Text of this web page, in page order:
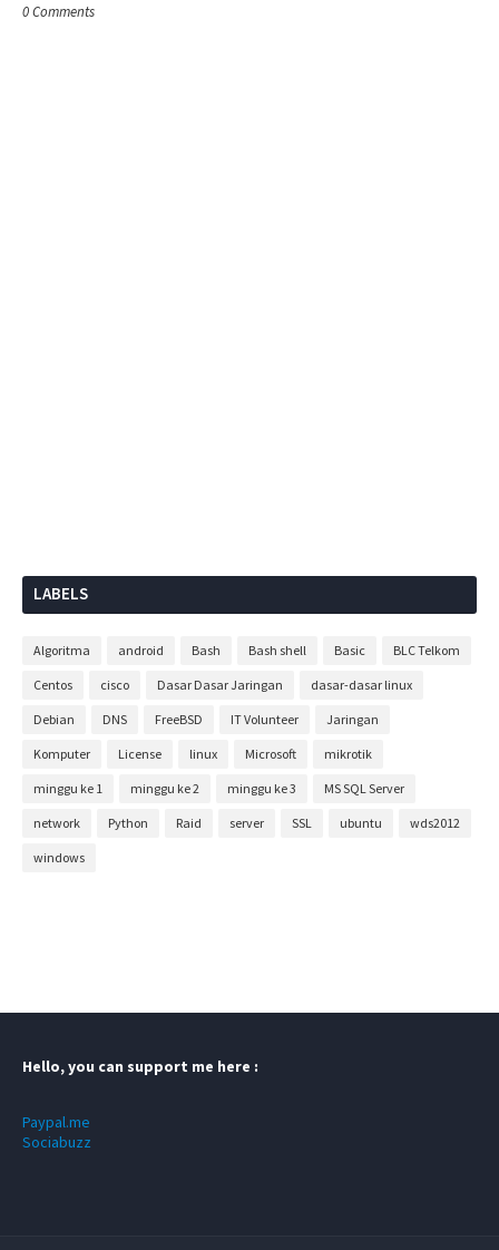
0 Comments
LABELS
Algoritma android Bash Bash shell Basic BLC Telkom
Centos cisco Dasar Dasar Jaringan dasar-dasar linux
Debian DNS FreeBSD IT Volunteer Jaringan
Komputer License linux Microsoft mikrotik
minggu ke 1 minggu ke 2 minggu ke 3 MS SQL Server
network Python Raid server SSL ubuntu wds2012
windows
Hello, you can support me here :
Paypal.me
Sociabuzz